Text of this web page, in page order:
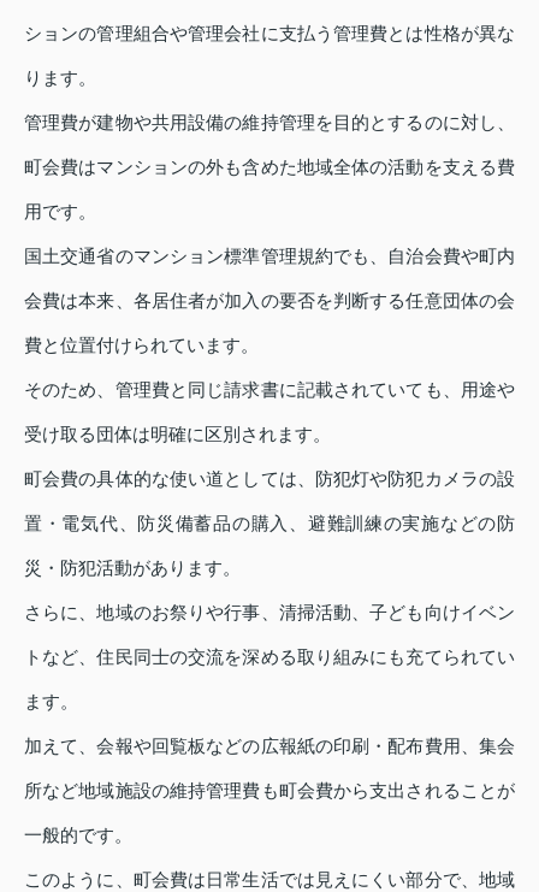
ションの管理組合や管理会社に支払う管理費とは性格が異な
ります。
管理費が建物や共用設備の維持管理を目的とするのに対し、
町会費はマンションの外も含めた地域全体の活動を支える費
用です。
国土交通省のマンション標準管理規約でも、自治会費や町内
会費は本来、各居住者が加入の要否を判断する任意団体の会
費と位置付けられています。
そのため、管理費と同じ請求書に記載されていても、用途や
受け取る団体は明確に区別されます。
町会費の具体的な使い道としては、防犯灯や防犯カメラの設
置・電気代、防災備蓄品の購入、避難訓練の実施などの防
災・防犯活動があります。
さらに、地域のお祭りや行事、清掃活動、子ども向けイベン
トなど、住民同士の交流を深める取り組みにも充てられてい
ます。
加えて、会報や回覧板などの広報紙の印刷・配布費用、集会
所など地域施設の維持管理費も町会費から支出されることが
一般的です。
このように、町会費は日常生活では見えにくい部分で、地域